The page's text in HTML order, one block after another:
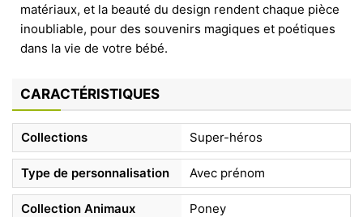
matériaux, et la beauté du design rendent chaque pièce
inoubliable, pour des souvenirs magiques et poétiques
dans la vie de votre bébé.
CARACTÉRISTIQUES
Collections Super-héros
Type de personnalisation Avec prénom
Collection Animaux Poney